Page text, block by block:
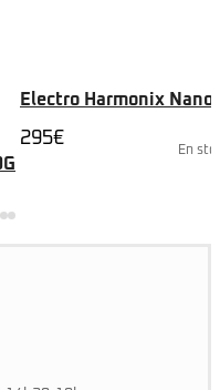
Electro Harmonix Nano
295€
En